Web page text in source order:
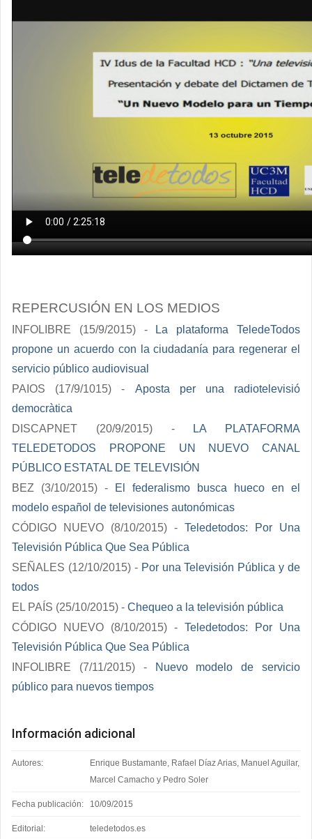
REPERCUSIÓN EN LOS MEDIOS
INFOLIBRE (15/9/2015) -
La plataforma TeledeTodos
propone un acuerdo con la ciudadanía para regenerar el
servicio público audiovisual
PAIOS (17/9/1015) - Aposta per una radiotelevisió
democràtica
DISCAPNET (20/9/2015) -
LA PLATAFORMA
TELEDETODOS PROPONE UN NUEVO CANAL
PÚBLICO ESTATAL DE TELEVISIÓN
BEZ (3/10/2015) -
El federalismo busca hueco en el
modelo español de televisiones autonómicas
CÓDIGO NUEVO (8/10/2015) - Teledetodos: Por Una
Televisión Pública Que Sea Pública
SEÑALES (12/10/2015) - Por una Televisión Pública y de
todos
EL PAÍS (25/10/2015) - Chequeo a la televisión pública
CÓDIGO NUEVO (8/10/2015) - Teledetodos: Por Una
Televisión Pública Que Sea Pública
INFOLIBRE (7/11/2015) -
Nuevo modelo de servicio
público para nuevos tiempos
Información adicional
Autores:
Enrique Bustamante, Rafael Díaz Arias, Manuel Aguilar,
Marcel Camacho y Pedro Soler
Fecha publicación: 10/09/2015
Editorial: teledetodos.es